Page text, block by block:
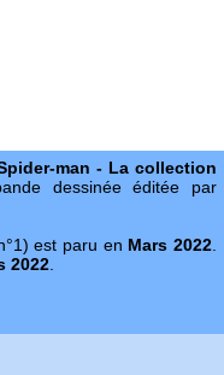
man - La collection
dessinée éditée par
est paru en Mars 2022
2022